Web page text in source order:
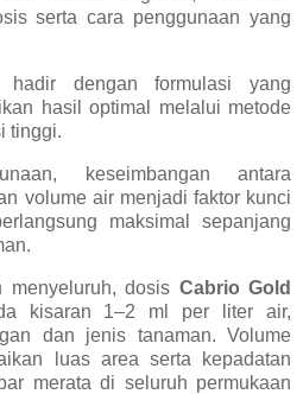
serta cara penggunaan yang
hadir dengan formulasi yang
hasil optimal melalui metode
tinggi.
keseimbangan antara
volume air menjadi faktor kunci
maksimal sepanjang
menyeluruh, dosis Cabrio Gold
kisaran 1–2 ml per liter air,
dan jenis tanaman. Volume
luas area serta kepadatan
merata di seluruh permukaan